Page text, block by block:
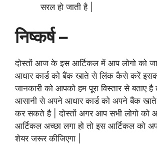
सरल हो जाती है |
निष्कर्ष –
दोस्तों आज के इस आर्टिकल में आप लोगो को
आधार कार्ड को बैंक खाते से लिंक कैसे करें
जानकारी को आपको हम पूरा विस्तार से बताए
आसानी से अपने आधार कार्ड को अपने बैंक
कर सकते है | दोस्तों अगर आप सभी लोगो को
आर्टिकल अच्छा लगा हो तो इस आर्टिकल को
शेयर जरूर कीजिएगा |